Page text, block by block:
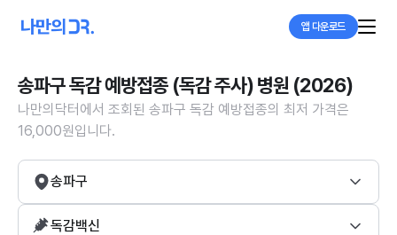
앱 다운로드
송파구 독감 예방접종 (독감 주사) 병원 (2026)
나만의닥터에서 조회된 송파구 독감 예방접종의 최저 가격은
16,000원입니다.
송파구
독감백신